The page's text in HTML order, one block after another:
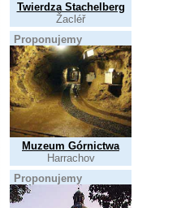
Twierdza Stachelberg
Žacléř
Proponujemy
Muzeum Górnictwa
Harrachov
Proponujemy